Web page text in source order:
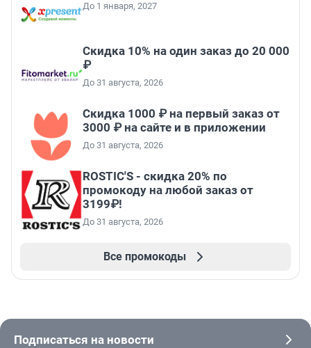
До 1 января, 2027
Скидка 10% на один заказ до 20 000
₽
До 31 августа, 2026
Скидка 1000 ₽ на первый заказ от
3000 ₽ на сайте и в приложении
До 31 августа, 2026
ROSTIC'S - скидка 20% по
промокоду на любой заказ от
3199₽!
До 31 августа, 2026
Все промокоды
Подписаться на новости